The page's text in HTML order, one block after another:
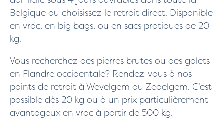
Belgique ou choisissez le retrait direct. Disponible
en vrac, en big bags, ou en sacs pratiques de 20
kg.
Vous recherchez des pierres brutes ou des galets
en Flandre occidentale? Rendez-vous à nos
points de retrait à Wevelgem ou Zedelgem. C’est
possible dès 20 kg ou à un prix particulièrement
avantageux en vrac à partir de 500 kg.